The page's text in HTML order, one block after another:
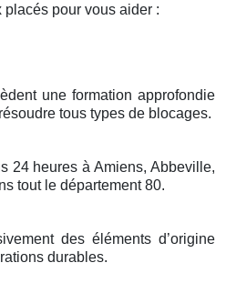
pour vous aider :
une formation approfondie
tous types de blocages.
24 heures à Amiens, Abbeville,
tout le département 80.
des éléments d’origine
durables.